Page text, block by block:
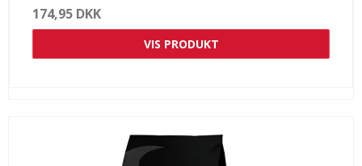
174,95 DKK
VIS PRODUKT